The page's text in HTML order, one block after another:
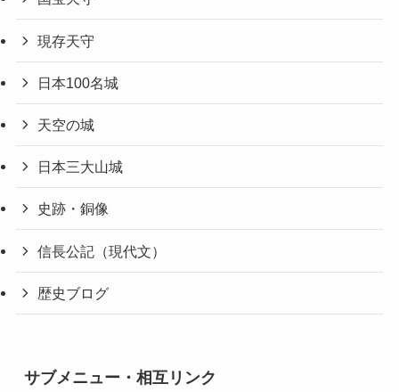
現存天守
日本100名城
天空の城
日本三大山城
史跡・銅像
信長公記（現代文）
歴史ブログ
サブメニュー・相互リンク